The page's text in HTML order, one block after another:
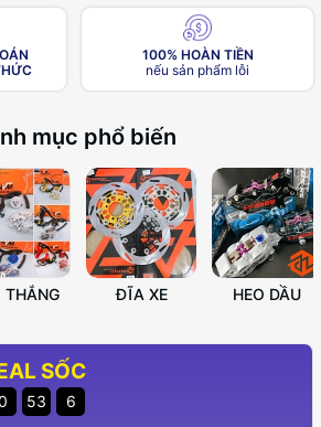
100% HOÀN TIỀN
nếu sản phẩm lỗi
mục phổ biến
THẮNG ĐĨA XE HEO DẦU
SỐC
53 4